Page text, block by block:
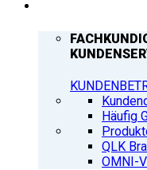
Häufig
QLK
OMNI-